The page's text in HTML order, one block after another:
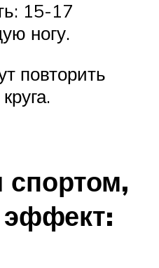
15-17
ногу.
повторить
спортом,